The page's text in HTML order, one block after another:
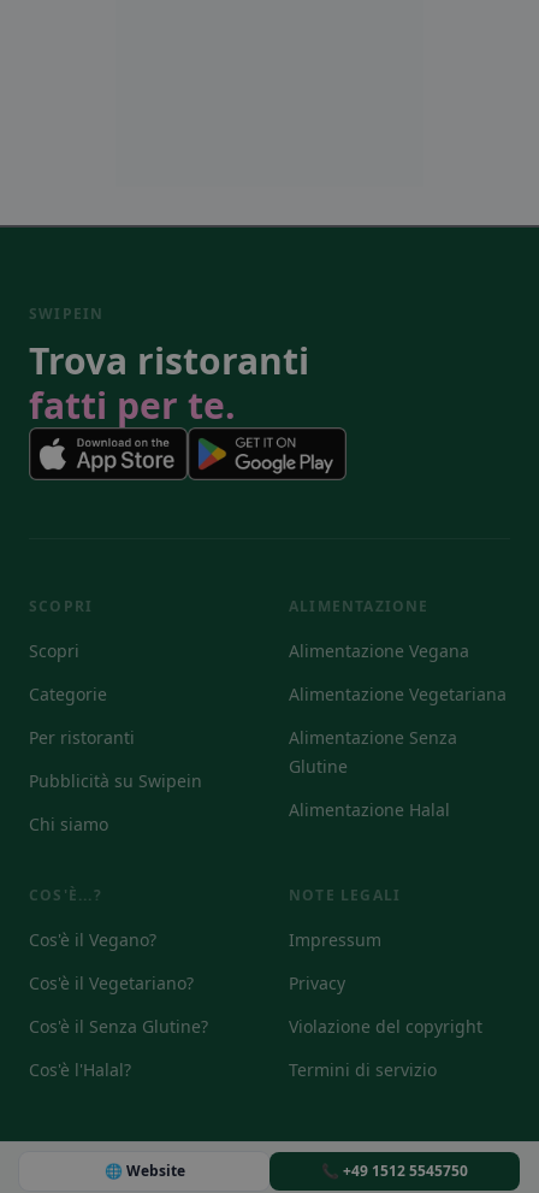
🌐 Website 📞 +49 1512 5545750
SWIPEIN
Trova ristoranti
fatti per te.
SCOPRI
Scopri
Categorie
Per ristoranti
Pubblicità su Swipein
Chi siamo
ALIMENTAZIONE
Alimentazione Vegana
Alimentazione Vegetariana
Alimentazione Senza
Glutine
Alimentazione Halal
COS'È...?
Cos'è il Vegano?
Cos'è il Vegetariano?
Cos'è il Senza Glutine?
Cos'è l'Halal?
NOTE LEGALI
Impressum
Privacy
Violazione del copyright
Termini di servizio
© 2026